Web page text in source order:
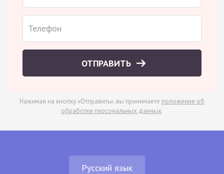
ОТПРАВИТЬ
Нажимая на кнопку «Отправить», вы принимаете положение об
обработке персональных данных.
Русский язык